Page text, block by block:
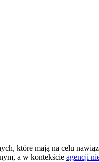
które mają na celu
a w kontekście agencji